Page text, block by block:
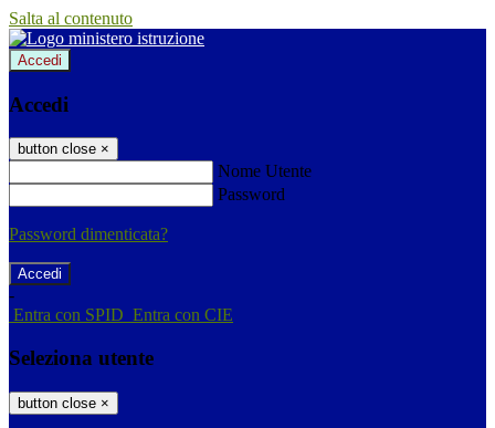
Salta al contenuto
Accedi
Accedi
button close ×
Nome Utente
Password
Password dimenticata?
-
Entra con SPID Entra con CIE
Seleziona utente
button close ×